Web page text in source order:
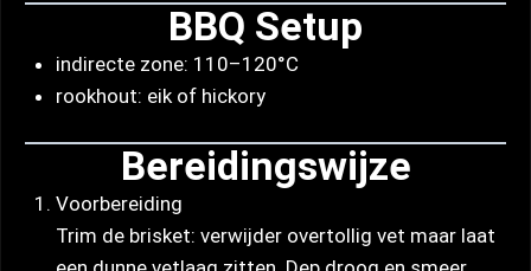
BBQ Setup
indirecte zone: 110–120°C
rookhout: eik of hickory
Bereidingswijze
Voorbereiding
Trim de brisket: verwijder overtollig vet maar laat